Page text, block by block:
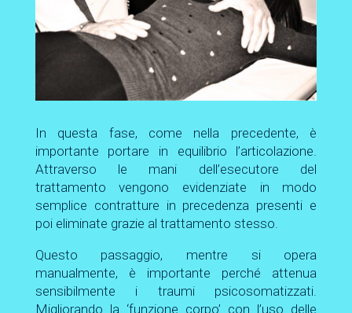
In questa fase, come nella precedente, è
importante portare in equilibrio l’articolazione.
Attraverso le mani dell’esecutore del
trattamento vengono evidenziate in modo
semplice contratture in precedenza presenti e
poi eliminate grazie al trattamento stesso.
Questo passaggio, mentre si opera
manualmente, è importante perché attenua
sensibilmente i traumi psicosomatizzati.
Migliorando la ‘funzione corpo’ con l’uso delle